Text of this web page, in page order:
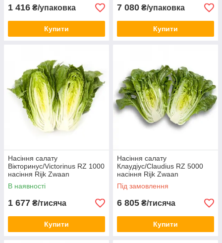
1 416 ₴/упаковка
Купити
7 080 ₴/упаковка
Купити
Насіння салату
Вікторинус/Victorinus RZ 1000
насіння Rijk Zwaan
В наявності
1 677 ₴/тисяча
Купити
Насіння салату
Клаудіус/Claudius RZ 5000
насіння Rijk Zwaan
Під замовлення
6 805 ₴/тисяча
Купити